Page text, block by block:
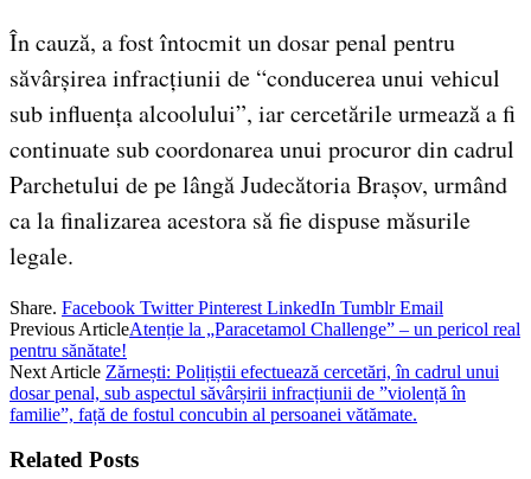
În cauză, a fost întocmit un dosar penal pentru
săvârșirea infracțiunii de “conducerea unui vehicul
sub influența alcoolului”, iar cercetările urmează a fi
continuate sub coordonarea unui procuror din cadrul
Parchetului de pe lângă Judecătoria Brașov, urmând
ca la finalizarea acestora să fie dispuse măsurile
legale.
Share. Facebook Twitter Pinterest LinkedIn Tumblr Email
Previous ArticleAtenție la „Paracetamol Challenge” – un pericol real
pentru sănătate!
Next Article Zărnești: Polițiștii efectuează cercetări, în cadrul unui
dosar penal, sub aspectul săvârșirii infracțiunii de ”violență în
familie”, față de fostul concubin al persoanei vătămate.
Related Posts